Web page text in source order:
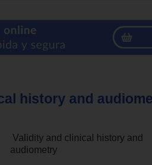
history and
Validity and clinical history and
audiometry